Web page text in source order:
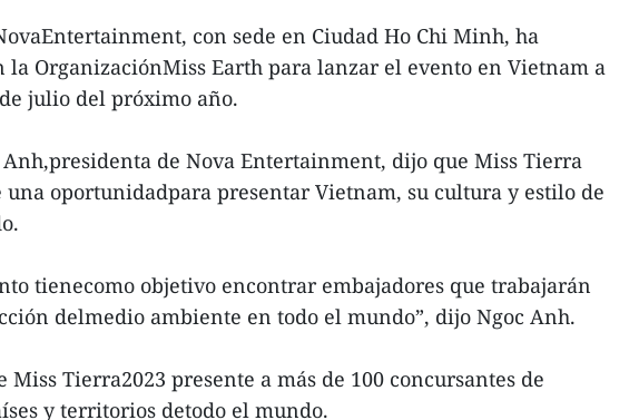
con sede en Ciudad Ho Chi Minh, ha
la OrganizaciónMiss Earth para lanzar el evento en Vietnam a
julio del próximo año.
de Nova Entertainment, dijo que Miss Tierra
una oportunidadpara presentar Vietnam, su cultura y estilo de
tienecomo objetivo encontrar embajadores que trabajarán
delmedio ambiente en todo el mundo”, dijo Ngoc Anh.
Miss Tierra2023 presente a más de 100 concursantes de
y territorios detodo el mundo.